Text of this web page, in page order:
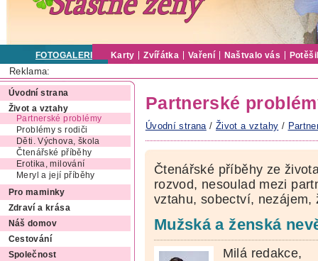
FOTOGALERIE Karty Zvířátka Vaření Naštvalo vás
Reklama:
Úvodní strana
Život a vztahy
Partnerské problémy
Problémy s rodiči
Děti. Výchova, škola
Čtenářské příběhy
Erotika, milování
Meryl a její příběhy
Pro maminky
Zdraví a krása
Náš domov
Cestování
Společnost
Partnerské
Úvodní strana / Život a vztahy /
Čtenářské příběhy ze
rozvod, nesoulad mezi
vztahu, sobectví, nezájem,
Mužská a ženská
Milá redakce,